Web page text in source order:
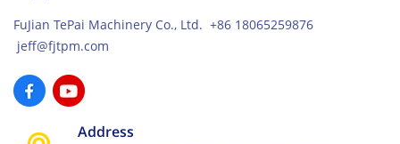
FuJian TePai Machinery Co., Ltd. +86 18065259876
jeff@fjtpm.com
Address